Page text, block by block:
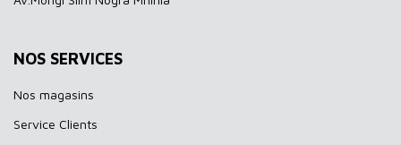
NOS SERVICES
Nos magasins
Service Clients